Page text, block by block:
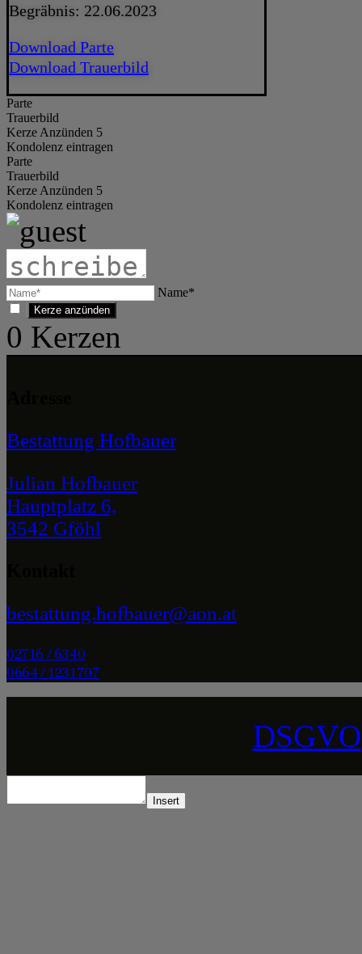
Begräbnis: 22.06.2023
Download Parte
Download Trauerbild
Parte
Trauerbild
Kerze Anzünden 5
Kondolenz eintragen
Parte
Trauerbild
Kerze Anzünden 5
Kondolenz eintragen
Name*
0 Kerzen
Bestattung Hofbauer
Julian Hofbauer
Hauptplatz 6,
3542 Gföhl
bestattung.hofbauer@aon.at
02716 / 6340
0664 / 1231707
DSGVO
Insert